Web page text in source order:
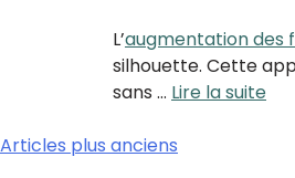
L’augmentation des
silhouette. Cette
sans … Lire la suite
Articles plus anciens